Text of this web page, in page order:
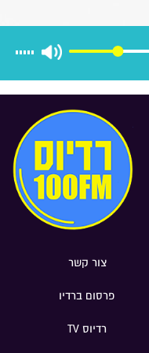
צור קשר
פרסום ברדיו
רדיוס TV